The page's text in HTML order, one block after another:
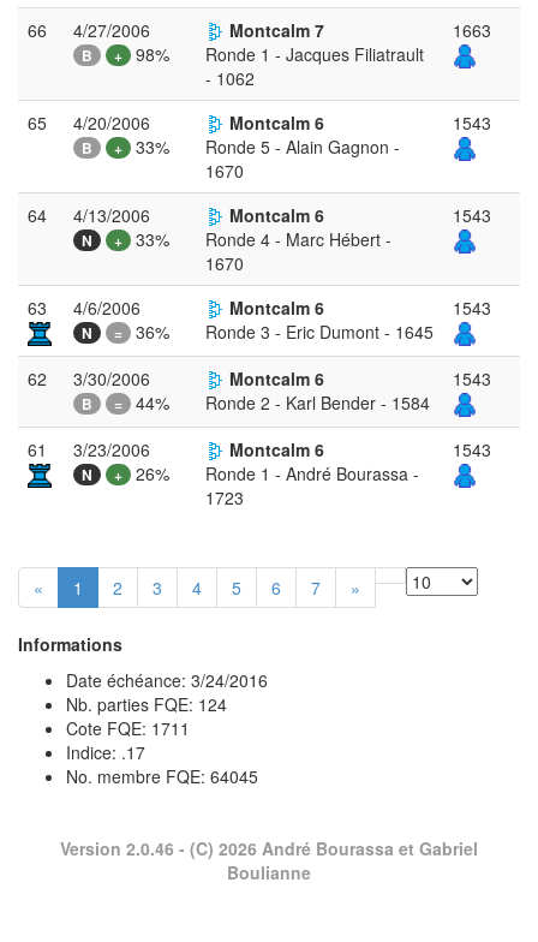
66 4/27/2006
B + 98%
Montcalm 7
Ronde 1 - Jacques Filiatrault
- 1062
1663
65 4/20/2006
B + 33%
Montcalm 6
Ronde 5 - Alain Gagnon -
1670
1543
64 4/13/2006
N + 33%
Montcalm 6
Ronde 4 - Marc Hébert -
1670
1543
63 4/6/2006
N = 36%
Montcalm 6
Ronde 3 - Eric Dumont - 1645
1543
62 3/30/2006
B = 44%
Montcalm 6
Ronde 2 - Karl Bender - 1584
1543
61 3/23/2006
N + 26%
Montcalm 6
Ronde 1 - André Bourassa -
1723
1543
« 1 2 3 4 5 6 7 »
Informations
Date échéance: 3/24/2016
Nb. parties FQE: 124
Cote FQE: 1711
Indice: .17
No. membre FQE: 64045
Version 2.0.46 - (C) 2026 André Bourassa et Gabriel
Boulianne